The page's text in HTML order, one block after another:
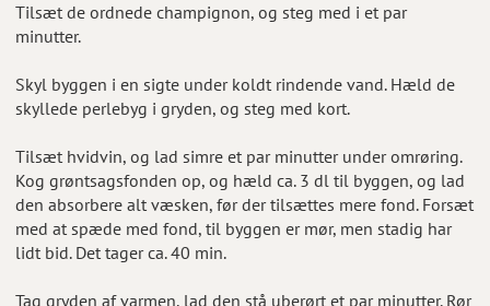
Tilsæt de ordnede champignon, og steg med i et par
minutter.
Skyl byggen i en sigte under koldt rindende vand. Hæld de
skyllede perlebyg i gryden, og steg med kort.
Tilsæt hvidvin, og lad simre et par minutter under omrøring.
Kog grøntsagsfonden op, og hæld ca. 3 dl til byggen, og lad
den absorbere alt væsken, før der tilsættes mere fond. Forsæt
med at spæde med fond, til byggen er mør, men stadig har
lidt bid. Det tager ca. 40 min.
Tag gryden af varmen, lad den stå uberørt et par minutter. Rør